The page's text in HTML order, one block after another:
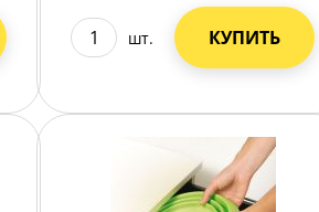
шт. КУПИТЬ